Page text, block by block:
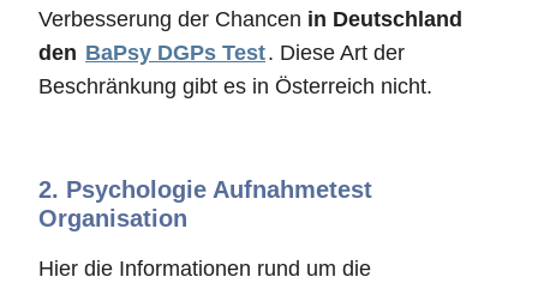
Verbesserung der Chancen in Deutschland
den BaPsy DGPs Test. Diese Art der
Beschränkung gibt es in Österreich nicht.
2. Psychologie Aufnahmetest
Organisation
Hier die Informationen rund um die